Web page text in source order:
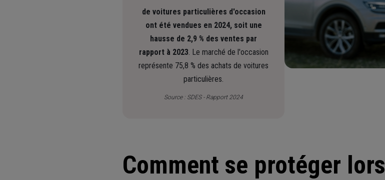
de voitures particulières d'occasion
ont été vendues en 2024, soit une
hausse de 2,9 % des ventes par
rapport à 2023 . Le marché de l'occasion
représente 75,8 % des achats de voitures
particulières.
Source : SDES - Rapport 2024
Comment se protéger